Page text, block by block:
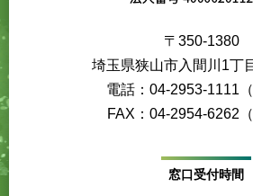
〒350-1380
埼玉県狭山市入間川1丁
電話：04-2953-1111（
FAX：04-2954-6262（
窓口受付時間